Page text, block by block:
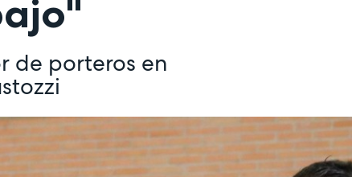
de porteros en